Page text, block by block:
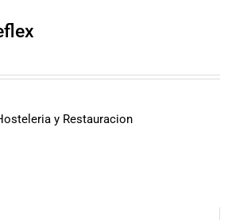
y Restauracion